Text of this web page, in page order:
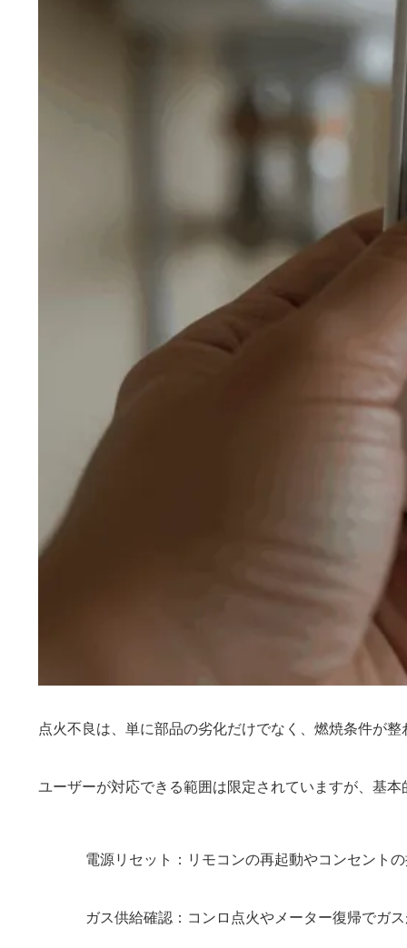
点火不良は、単に部品の劣化だけでなく、燃焼条件が
ユーザーが対応できる範囲は限定されていますが、基
電源リセット：リモコンの再起動やコンセント
ガス供給確認：コンロ点火やメーター復帰でガ